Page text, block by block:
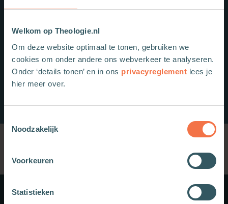
Welkom op Theologie.nl
Om deze website optimaal te tonen, gebruiken we
cookies om onder andere ons webverkeer te analyseren.
Onder ‘details tonen’ en in ons privacyreglement lees je
hier meer over.
Noodzakelijk
Voorkeuren
Statistieken